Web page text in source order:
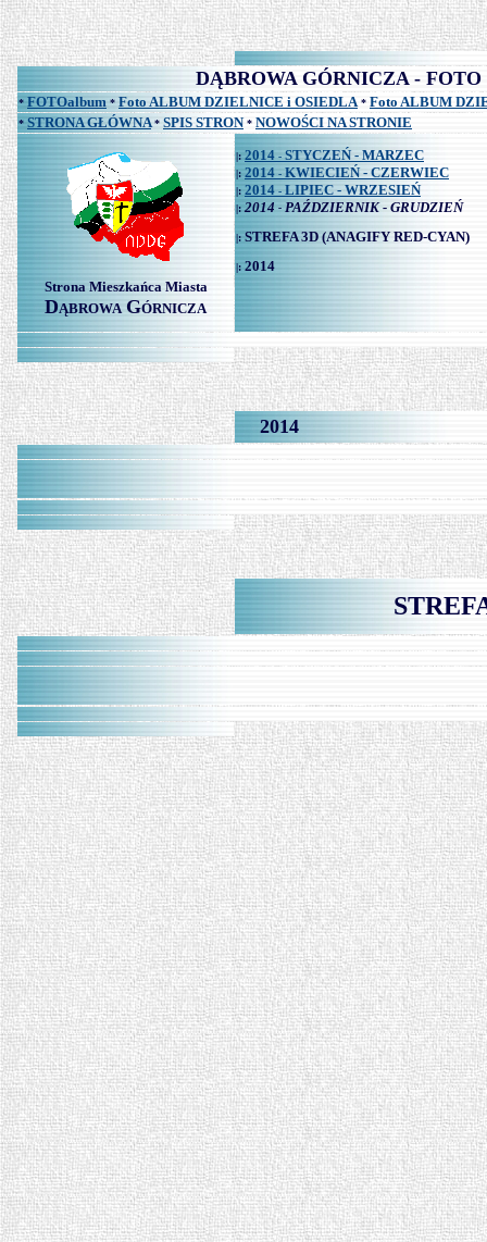
DĄBROWA GÓRNICZA - FOTO
* FOTOalbum * Foto ALBUM DZIELNICE i OSIEDLA * Foto ALBUM
* STRONA GŁÓWNA * SPIS STRON * NOWOŚCI NA STRONIE
Strona Mieszkańca Miasta
DĄBROWA GÓRNICZA
|: 2014 - STYCZEŃ - MARZEC
|: 2014 - KWIECIEŃ - CZERWIEC
|: 2014 - LIPIEC - WRZESIEŃ
|: 2014 - PAŹDZIERNIK - GRUDZIEŃ
|: STREFA 3D (ANAGIFY RED-CYAN)
|: 2014
2014